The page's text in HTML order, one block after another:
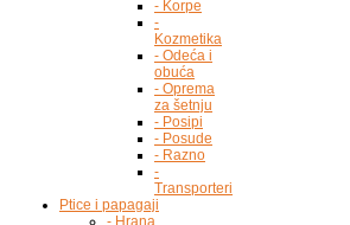
- Korpe
-
Kozmetika
- Odeća i
obuća
- Oprema
za šetnju
- Posipi
- Posude
- Razno
-
Transporteri
Ptice i papagaji
- Hrana